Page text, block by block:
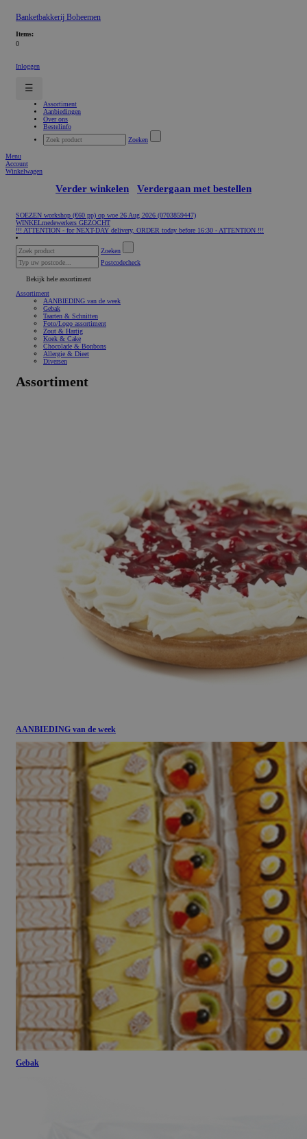
Banketbakkerij Boheemen
Items:
0
Inloggen
☰
Assortiment
Aanbiedingen
Over ons
Bestelinfo
Zoeken
Menu
Account
Winkelwagen
Verder winkelen Verdergaan met bestellen
SOEZEN workshop (€60 pp) op woe 26 Aug 2026 (0703859447)
WINKELmedewerkers GEZOCHT
!!! ATTENTION - for NEXT-DAY delivery, ORDER today before 16:30 - ATTENTION !!!
Zoeken
Postcodecheck
Bekijk hele assortiment
Assortiment
AANBIEDING van de week
Gebak
Taarten & Schnitten
Foto/Logo assortiment
Zout & Hartig
Koek & Cake
Chocolade & Bonbons
Allergie & Dieet
Diversen
Assortiment
AANBIEDING van de week
Gebak